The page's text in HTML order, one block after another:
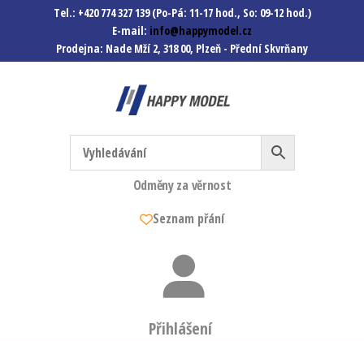
Tel.: +420 774 327 139 (Po-Pá: 11-17 hod., So: 09-12 hod.)
E-mail: info@happymodel.cz
Prodejna: Nade Mží 2, 318 00, Plzeň - Přední Skvrňany
Happymodel.cz
Modely autíček, modelová
železnice, mašinky, vagóny a
mnohem víc.
Odměny za věrnost
Seznam přání
Přihlášení